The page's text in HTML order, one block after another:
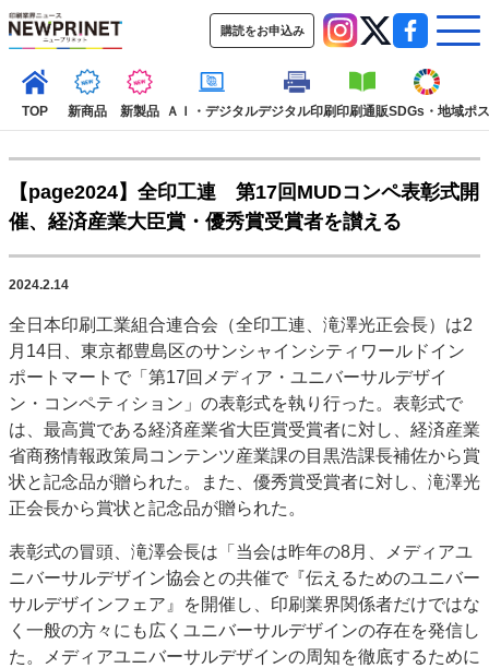
購読をお申込み
TOP 新商品 新製品 ＡＩ・デジタルデジタル印刷印刷通販SDGs・地域ポ
インデックス
新商品 新製品 ＡＩ・デジタル デジタル印刷
印刷通販
SDGs・地域
ポストプレス ビジネス イベント 信用情報
業界
市場・統計
人事・移転・異動・訃報
特集記事カテゴリー一覧
特集・デジタル印刷 アイデアで勝負！ ～多様なビジネス・多彩な商材～
JAPAN PACK 2023 特集
中古印刷機・製本機特集
2022 見える化・MIS特集
2022 検査・校正特集
特集・デジタル印刷 ～ 新成長軌道を描く
案内
発刊案内
JFPI印刷用語集 印刷機材年鑑
【page2024】全印工連 第17回MUDコンペ表彰式開
催、経済産業大臣賞・優秀賞受賞者を讃える
2024.2.14
全日本印刷工業組合連合会（全印工連、滝澤光正会長）は2
月14日、東京都豊島区のサンシャインシティワールドイン
ポートマートで「第17回メディア・ユニバーサルデザイ
ン・コンペティション」の表彰式を執り行った。表彰式で
は、最高賞である経済産業省大臣賞受賞者に対し、経済産業
省商務情報政策局コンテンツ産業課の目黒浩課長補佐から賞
状と記念品が贈られた。また、優秀賞受賞者に対し、滝澤光
正会長から賞状と記念品が贈られた。
表彰式の冒頭、滝澤会長は「当会は昨年の8月、メディアユ
ニバーサルデザイン協会との共催で『伝えるためのユニバー
サルデザインフェア』を開催し、印刷業界関係者だけではな
く一般の方々にも広くユニバーサルデザインの存在を発信し
た。メディアユニバーサルデザインの周知を徹底するために